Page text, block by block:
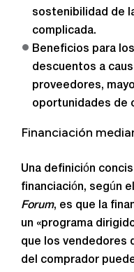
sostenibilidad de
complicada.
Beneficios para
descuentos a
proveedores,
oportunidades de
Financiación
Una definición
financiación, según el
Forum, es que la
un «programa
que los vendedores
del comprador